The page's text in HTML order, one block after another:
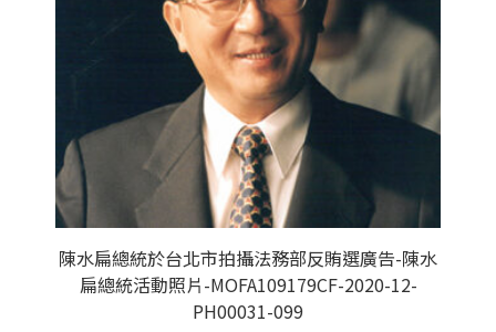
陳水扁總統於台北市拍攝法務部反賄選廣告-陳水
扁總統活動照片-MOFA109179CF-2020-12-
PH00031-099